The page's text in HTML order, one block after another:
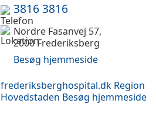
3816 3816
Nordre Fasanvej 57,
2000 Frederiksberg
Besøg hjemmeside
frederiksberghospital.dk Region
Hovedstaden Besøg hjemmeside